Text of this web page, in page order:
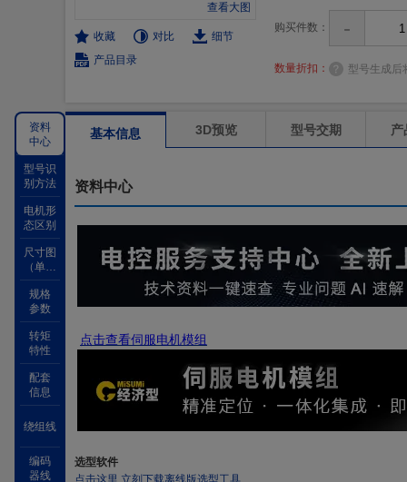
查看大图
收藏 对比
细节
产品目录
购买件数： -
数量折扣： 型号生成后
基本信息 3D预览 型号交期 产
资料中心
点击查看伺服电机模组
选型软件
点击这里 立刻下载离线版选型工具
资料
中心
型号识
别方法
电机形
态区别
尺寸图
（单位
mm）
规格
参数
转矩
特性
配套
信息
绕组线
编码
器线